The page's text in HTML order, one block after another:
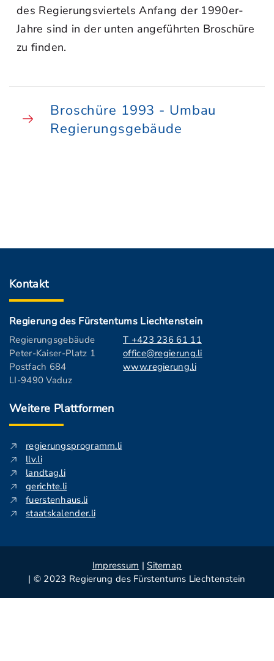
des Regierungsviertels Anfang der 1990er-
Jahre sind in der unten angeführten Broschüre
zu finden.
Broschüre 1993 - Umbau
Regierungsgebäude
Kontakt
Regierung des Fürstentums Liechtenstein
Regierungsgebäude
Peter-Kaiser-Platz 1
Postfach 684
LI-9490 Vaduz
T +423 236 61 11
office@regierung.li
www.regierung.li
Weitere Plattformen
regierungsprogramm.li
llv.li
landtag.li
gerichte.li
fuerstenhaus.li
staatskalender.li
Impressum | Sitemap
| © 2023 Regierung des Fürstentums Liechtenstein